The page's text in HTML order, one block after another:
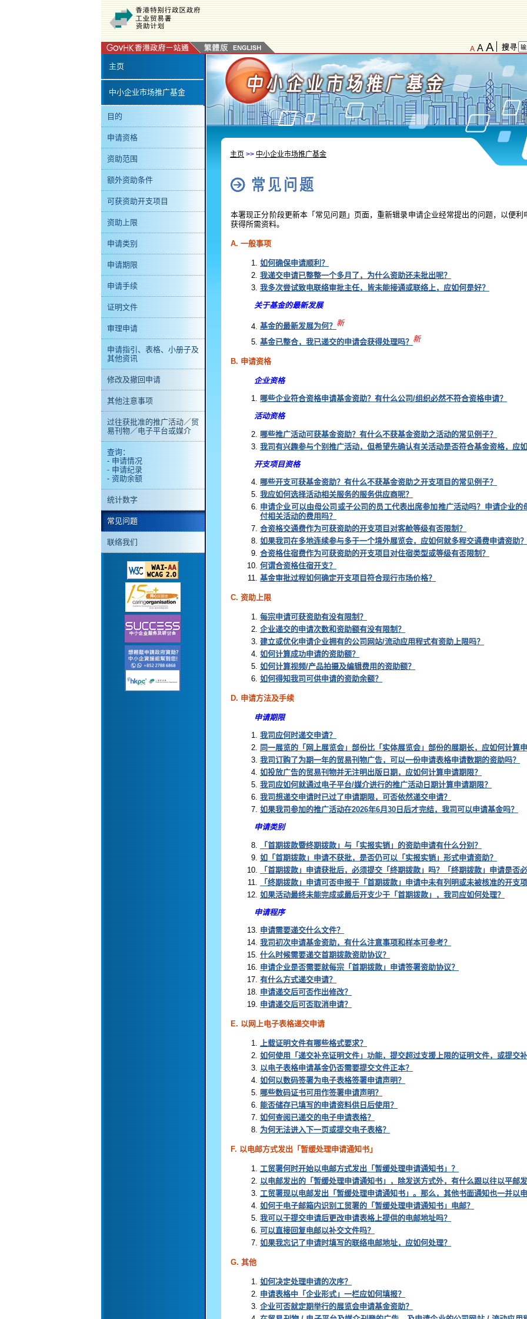
A A A
主页
中小企业市场推广基金
目的
申请资格
资助范围
额外资助条件
可获资助开支项目
资助上限
申请类别
申请期限
申请手续
证明文件
审理申请
申请指引、表格、小册子及
其他资讯
修改及撤回申请
其他注意事项
过往获批准的推广活动／贸
易刊物／电子平台或媒介
查询：
- 申请情况
- 申请纪录
- 资助余额
统计数字
常见问题
联络我们
主页 >> 中小企业市场推广基金
本署现正分阶段更新本「常见问题」页面，重新辑录申请企业经常提出的问题，以便
获得所需资料。
A. 一般事项
如何确保申请顺利？
我递交申请已整整一个多月了，为什么资助还未批出呢？
我多次尝试致电联络审批主任，皆未能接通或联络上，应如何是好？
关于基金的最新发展
基金的最新发展为何？ 新
基金已整合，我已递交的申请会获得处理吗？ 新
B. 申请资格
企业资格
哪些企业符合资格申请基金资助？有什么公司/组织必然不符合资格申请？
活动资格
哪些推广活动可获基金资助？有什么不获基金资助之活动的常见例子？
我司有兴趣参与个别推广活动，但希望先确认有关活动是否符合基金资格，应如
开支项目资格
哪些开支可获基金资助？有什么不获基金资助之开支项目的常见例子？
我应如何选择活动相关服务的服务供应商呢？
申请企业可以由母公司或子公司的员工代表出席参加推广活动吗？申请企业
付相关活动的费用吗？
合资格交通费作为可获资助的开支项目对客舱等级有否限制？
如果我司在多地连续参与多于一个境外展览会，应如何就多程交通费申请资助？
合资格住宿费作为可获资助的开支项目对住宿类型或等级有否限制？
何谓合资格住宿开支？
基金审批过程如何确定开支项目符合现行市场价格？
C. 资助上限
每宗申请可获资助有没有限制？
企业递交的申请次数和资助额有没有限制？
建立或优化申请企业拥有的公司网站/流动应用程式有资助上限吗？
如何计算成功申请的资助额？
如何计算视频/产品拍摄及编辑费用的资助额？
如何得知我司可供申请的资助余额？
D. 申请方法及手续
申请期限
我司应何时递交申请？
同一展览的「网上展览会」部份比「实体展览会」部份的展期长，应如何计算申
我司订购了为期一年的贸易刊物广告，可以一份申请表格申请数期的资助吗？
如投放广告的贸易刊物并无注明出版日期，应如何计算申请期限？
我司应如何就通过电子平台/媒介进行的推广活动日期计算申请期限？
我司想递交申请时已过了申请期限，可否依然递交申请？
如果我司参加的推广活动在2026年6月30日后才完结，我司可以申请基金吗？
申请类别
「首期拨款暨终期拨款」与「实报实销」的资助申请有什么分别？
如「首期拨款」申请不获批，是否仍可以「实报实销」形式申请资助？
「首期拨款」申请获批后，必须提交「终期拨款」吗？「终期拨款」申请是否必
「终期拨款」申请可否申报于「首期拨款」申请中未有列明或未被核准的开支项
如果活动最终未能完成或最后开支少于「首期拨款」，我司应如何处理？
申请程序
申请需要递交什么文件？
我司初次申请基金资助，有什么注意事项和样本可参考？
什么时候需要递交首期拨款资助协议？
申请企业是否需要就每宗「首期拨款」申请签署资助协议？
有什么方式递交申请？
申请递交后可否作出修改？
申请递交后可否取消申请？
E. 以网上电子表格递交申请
上载证明文件有哪些格式要求？
如何使用「递交补充证明文件」功能，提交超过支援上限的证明文件，或提交补
以电子表格申请基金仍否需要提交文件正本？
如何以数码签署为电子表格签署申请声明？
哪些数码证书可用作签署申请声明？
能否储存已填写的申请资料供日后使用？
如何查阅已递交的电子申请表格？
为何无法进入下一页或提交电子表格？
F. 以电邮方式发出「暂缓处理申请通知书」
工贸署何时开始以电邮方式发出「暂缓处理申请通知书」？
以电邮发出的「暂缓处理申请通知书」，除发送方式外，有什么跟以往以平邮
工贸署现以电邮发出「暂缓处理申请通知书」。那么，其他书面通知也一并以
如何于电子邮箱内识别工贸署的「暂缓处理申请通知书」电邮？
我可以于提交申请后更改申请表格上提供的电邮地址吗？
可以直接回复电邮以补交文件吗？
如果我忘记了申请时填写的联络电邮地址，应如何处理？
G. 其他
如何决定处理申请的次序？
申请表格中「企业形式」一栏应如何填报？
企业可否就定期举行的展览会申请基金资助？